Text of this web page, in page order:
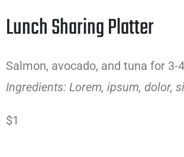
Lunch Sharing Platter
Salmon, avocado, and tuna for 3-
Ingredients: Lorem, ipsum, dolor,
$1